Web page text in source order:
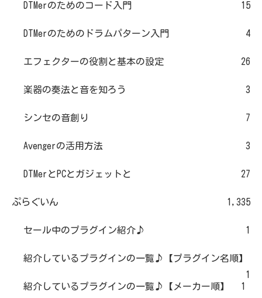
DTMerのためのコード入門 15
DTMerのためのドラムパターン入門 4
エフェクターの役割と基本の設定 26
楽器の奏法と音を知ろう 3
シンセの音創り 7
Avengerの活用方法 3
DTMerとPCとガジェットと 27
ぷらぐいん 1,335
セール中のプラグイン紹介♪ 1
紹介しているプラグインの一覧♪【プラグイン名順】
1
紹介しているプラグインの一覧♪【メーカー順】
1